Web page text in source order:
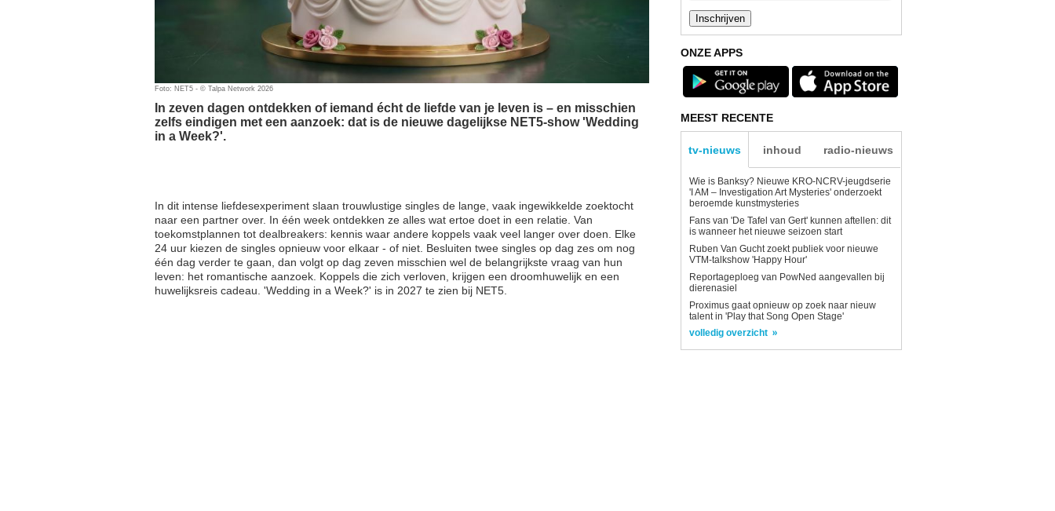
Foto: NET5 - © Talpa Network 2026
In zeven dagen ontdekken of iemand écht de liefde van je leven is – en misschien
zelfs eindigen met een aanzoek: dat is de nieuwe dagelijkse NET5-show 'Wedding
in a Week?'.
In dit intense liefdesexperiment slaan trouwlustige singles de lange, vaak ingewikkelde zoektocht
naar een partner over. In één week ontdekken ze alles wat ertoe doet in een relatie. Van
toekomstplannen tot dealbreakers: kennis waar andere koppels vaak veel langer over doen. Elke
24 uur kiezen de singles opnieuw voor elkaar - of niet. Besluiten twee singles op dag zes om nog
één dag verder te gaan, dan volgt op dag zeven misschien wel de belangrijkste vraag van hun
leven: het romantische aanzoek. Koppels die zich verloven, krijgen een droomhuwelijk en een
huwelijksreis cadeau. 'Wedding in a Week?' is in 2027 te zien bij NET5.
ONZE APPS
MEEST RECENTE
tv-nieuws inhoud radio-nieuws
Wie is Banksy? Nieuwe KRO-NCRV-jeugdserie
'I AM – Investigation Art Mysteries' onderzoekt
beroemde kunstmysteries
Fans van 'De Tafel van Gert' kunnen aftellen: dit
is wanneer het nieuwe seizoen start
Ruben Van Gucht zoekt publiek voor nieuwe
VTM-talkshow 'Happy Hour'
Reportageploeg van PowNed aangevallen bij
dierenasiel
Proximus gaat opnieuw op zoek naar nieuw
talent in 'Play that Song Open Stage'
volledig overzicht